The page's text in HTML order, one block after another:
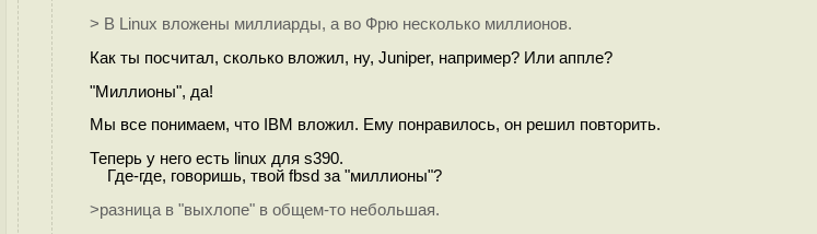
> В Linux вложены миллиарды, а во Фрю несколько миллионов.
Как ты посчитал, сколько вложил, ну, Juniper, например? Или аппле?
"Миллионы", да!
Мы все понимаем, что IBM вложил. Ему понравилось, он решил повторить.
Теперь у него есть linux для s390.
Где-где, говоришь, твой fbsd за "миллионы"?
>разница в "выхлопе" в общем-то небольшая.